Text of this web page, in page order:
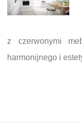
z czerwonymi
harmonijnego i